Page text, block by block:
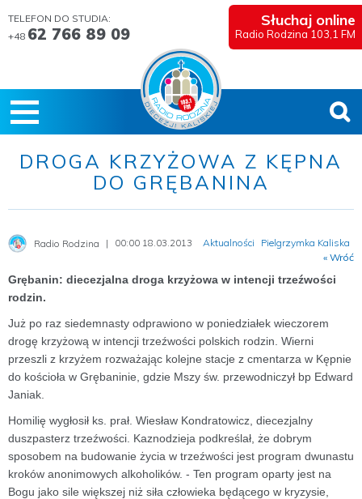
TELEFON DO STUDIA:
+48 62 766 89 09
Słuchaj online
Radio Rodzina 103,1 FM
DROGA KRZYŻOWA Z KĘPNA
DO GRĘBANINA
Radio Rodzina 00:00 18.03.2013 Aktualności
Pielgrzymka Kaliska
« Wróć
Grębanin: diecezjalna droga krzyżowa w intencji trzeźwości
rodzin.
Już po raz siedemnasty odprawiono w poniedziałek wieczorem
drogę krzyżową w intencji trzeźwości polskich rodzin. Wierni
przeszli z krzyżem rozważając kolejne stacje z cmentarza w Kępnie
do kościoła w Grębaninie, gdzie Mszy św. przewodniczył bp Edward
Janiak.
Homilię wygłosił ks. prał. Wiesław Kondratowicz, diecezjalny
duszpasterz trzeźwości. Kaznodzieja podkreślał, że dobrym
sposobem na budowanie życia w trzeźwości jest program dwunastu
kroków anonimowych alkoholików. - Ten program oparty jest na
Bogu jako sile większej niż siła człowieka będącego w kryzysie,